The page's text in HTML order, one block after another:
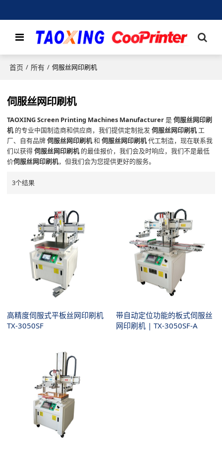
首页 / 所有 / 伺服丝网印刷机
伺服丝网印刷机
TAOXING Screen Printing Machines Manufacturer是伺服丝网印刷
机 的专业中国制造商和供应商，我们提供定制批发伺服丝网印刷机 工
厂、自有品牌伺服丝网印刷机和伺服丝网印刷机代工制造，现在联系我
们以获得伺服丝网印刷机 的最佳报价，我们会及时响应，我们不是最低
价伺服丝网印刷机，但我们会为您提供更好的服务。
3个结果
高精度伺服式平板丝网印刷机
TX-3050SF
带自动定位功能的板式伺服丝
网印刷机 | TX-3050SF-A